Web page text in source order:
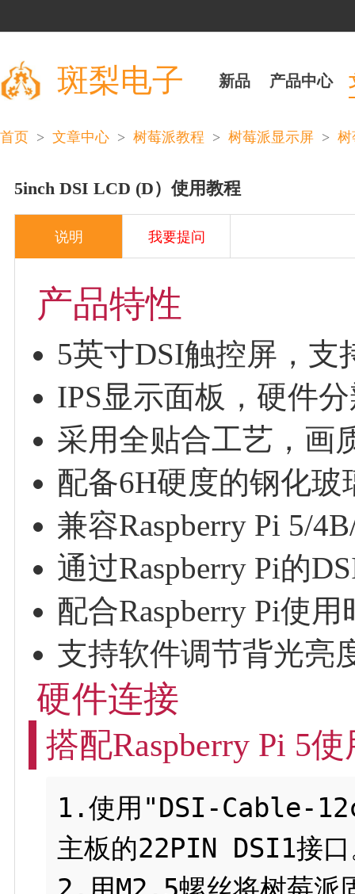
斑梨电子 新品 产品中心
首页 > 文章中心 > 树莓派教程 > 树莓派显示屏 > 树
5inch DSI LCD (D）使用教程
说明 我要提问
产品特性
5英寸DSI触控屏，支
IPS显示面板，硬件
采用全贴合工艺，画
配备6H硬度的钢化玻
兼容Raspberry Pi 5/
通过Raspberry Pi的
配合Raspberry Pi使
支持软件调节背光亮
硬件连接
搭配Raspberry Pi 5使
1.使用"DSI-Cable-
主板的22PIN DSI1接